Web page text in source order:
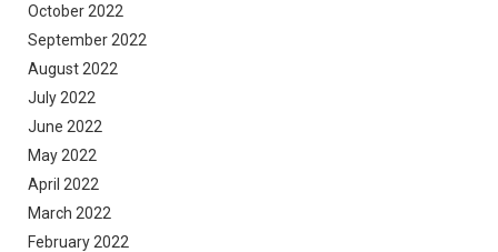
October 2022
September 2022
August 2022
July 2022
June 2022
May 2022
April 2022
March 2022
February 2022